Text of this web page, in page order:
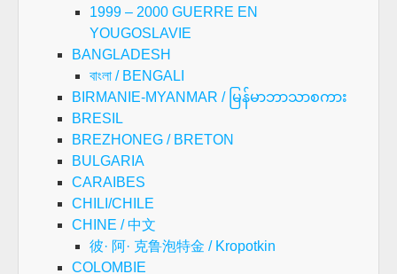
1999 – 2000 GUERRE EN
YOUGOSLAVIE
BANGLADESH
বাংলা / BENGALI
BIRMANIE-MYANMAR / မြန်မာဘာသာစကား
BRESIL
BREZHONEG / BRETON
BULGARIA
CARAIBES
CHILI/CHILE
CHINE / 中文
彼· 阿· 克鲁泡特金 / Kropotkin
COLOMBIE